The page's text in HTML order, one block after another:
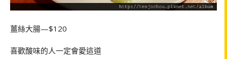
薑絲大腸—$120
喜歡酸味的人一定會愛這道